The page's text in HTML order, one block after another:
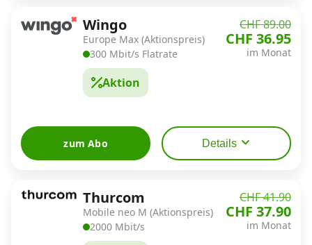
Wingo
Europe Max (Aktionspreis)
300 Mbit/s Flatrate
Aktion
CHF 89.00
CHF 36.95
im Monat
zum Abo Details
Thurcom
Mobile neo M (Aktionspreis)
2000 Mbit/s
CHF 41.90
CHF 37.90
im Monat